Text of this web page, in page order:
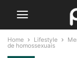
Home Lifestyle
de homossexuais